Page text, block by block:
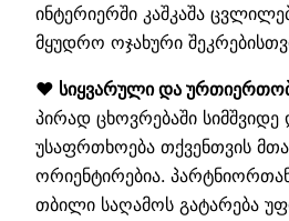
ინტერიერში კაშკაშა
მყუდრო ოჯახური
❤️ სიყვარული და
პირად ცხოვრებაში
უსაფრთხოება თქვენთვის
ორიენტირებია.
თბილი საღამოს გატარება